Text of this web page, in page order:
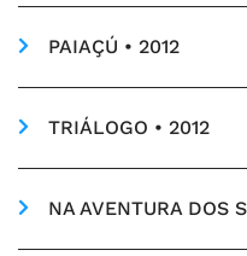
PAIAÇÚ • 2012
TRIÁLOGO • 2012
NA AVENTURA DOS